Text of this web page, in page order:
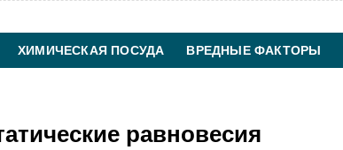
ХИМИЧЕСКАЯ ПОСУДА ВРЕДНЫЕ ФАКТОРЫ
равновесия